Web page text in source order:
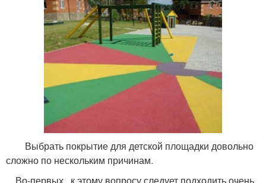
Выбрать покрытие для детской площадки довольно
сложно по нескольким причинам.